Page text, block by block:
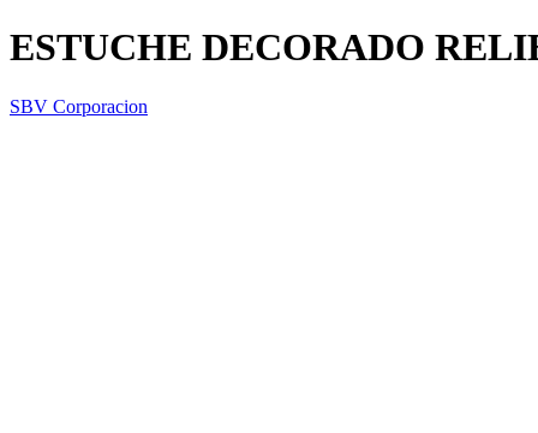
ESTUCHE DECORADO
SBV Corporacion